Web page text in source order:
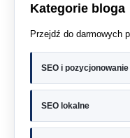
Kategorie bloga
Przejdź do darmowych
SEO i pozycjonowanie
SEO lokalne